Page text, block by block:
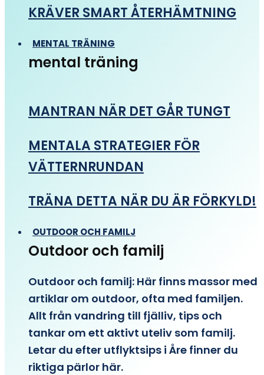
KRÄVER SMART ÅTERHÄMTNING
MENTAL TRÄNING
mental träning
MANTRAN NÄR DET GÅR TUNGT
MENTALA STRATEGIER FÖR
VÄTTERNRUNDAN
TRÄNA DETTA NÄR DU ÄR FÖRKYLD!
OUTDOOR OCH FAMILJ
Outdoor och familj
Outdoor och familj: Här finns massor med
artiklar om outdoor, ofta med familjen.
Allt från vandring till fjälliv, tips och
tankar om ett aktivt uteliv som familj.
Letar du efter utflyktsips i Åre finner du
riktiga pärlor här.